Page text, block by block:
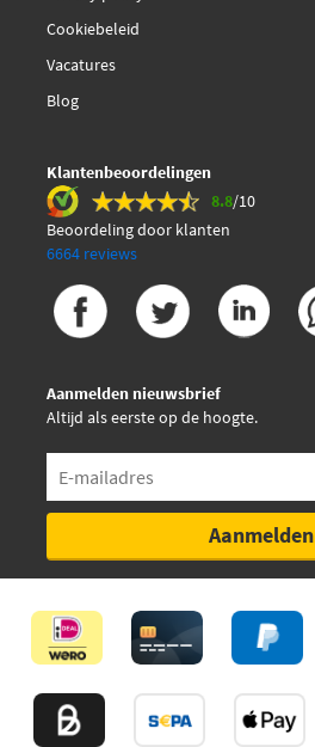
Cookiebeleid
Vacatures
Blog
Klantenbeoordelingen
8.8/10
Beoordeling door klanten
6664 reviews
Aanmelden nieuwsbrief
Altijd als eerste op de hoogte.
Aanmelden